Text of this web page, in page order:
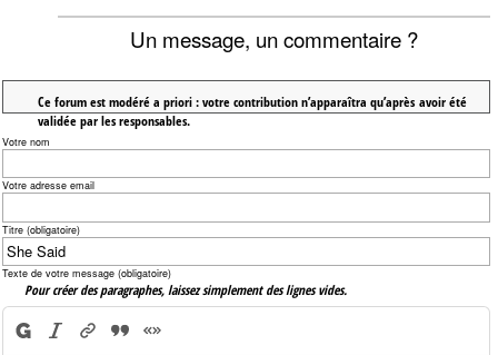
Un message, un commentaire ?
Ce forum est modéré a priori : votre contribution n’apparaîtra qu’après avoir été
validée par les responsables.
Votre nom
Votre adresse email
Titre (obligatoire)
Texte de votre message (obligatoire)
Pour créer des paragraphes, laissez simplement des lignes vides.